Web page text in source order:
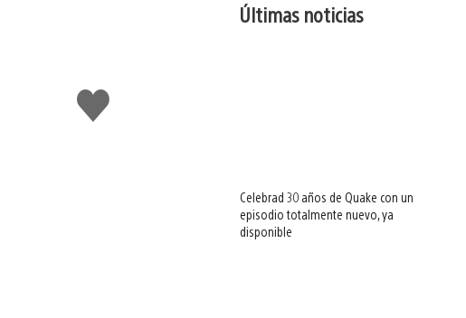
Me
gusta
Últimas noticias
Celebrad 30 años de Quake con un
episodio totalmente nuevo, ya
disponible